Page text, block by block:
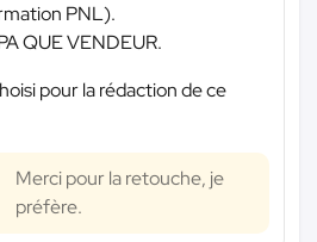
PNL).
QUE VENDEUR.
pour la rédaction de ce
Merci pour la retouche, je
préfère.